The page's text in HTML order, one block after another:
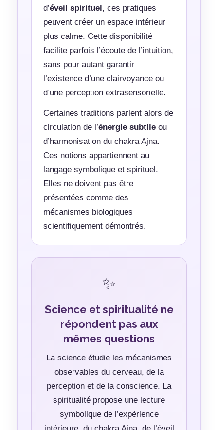
d’éveil spirituel , ces pratiques
peuvent créer un espace intérieur
plus calme. Cette disponibilité
facilite parfois l’écoute de l’intuition,
sans pour autant garantir
l’existence d’une clairvoyance ou
d’une perception extrasensorielle.
Certaines traditions parlent alors de
circulation de l’énergie subtile ou
d’harmonisation du chakra Ajna.
Ces notions appartiennent au
langage symbolique et spirituel.
Elles ne doivent pas être
présentées comme des
mécanismes biologiques
scientifiquement démontrés.
✨
Science et spiritualité ne
répondent pas aux
mêmes questions
La science étudie les mécanismes
observables du cerveau, de la
perception et de la conscience. La
spiritualité propose une lecture
symbolique de l’expérience